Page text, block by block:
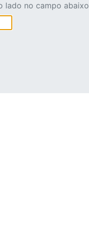
lado no campo abaixo